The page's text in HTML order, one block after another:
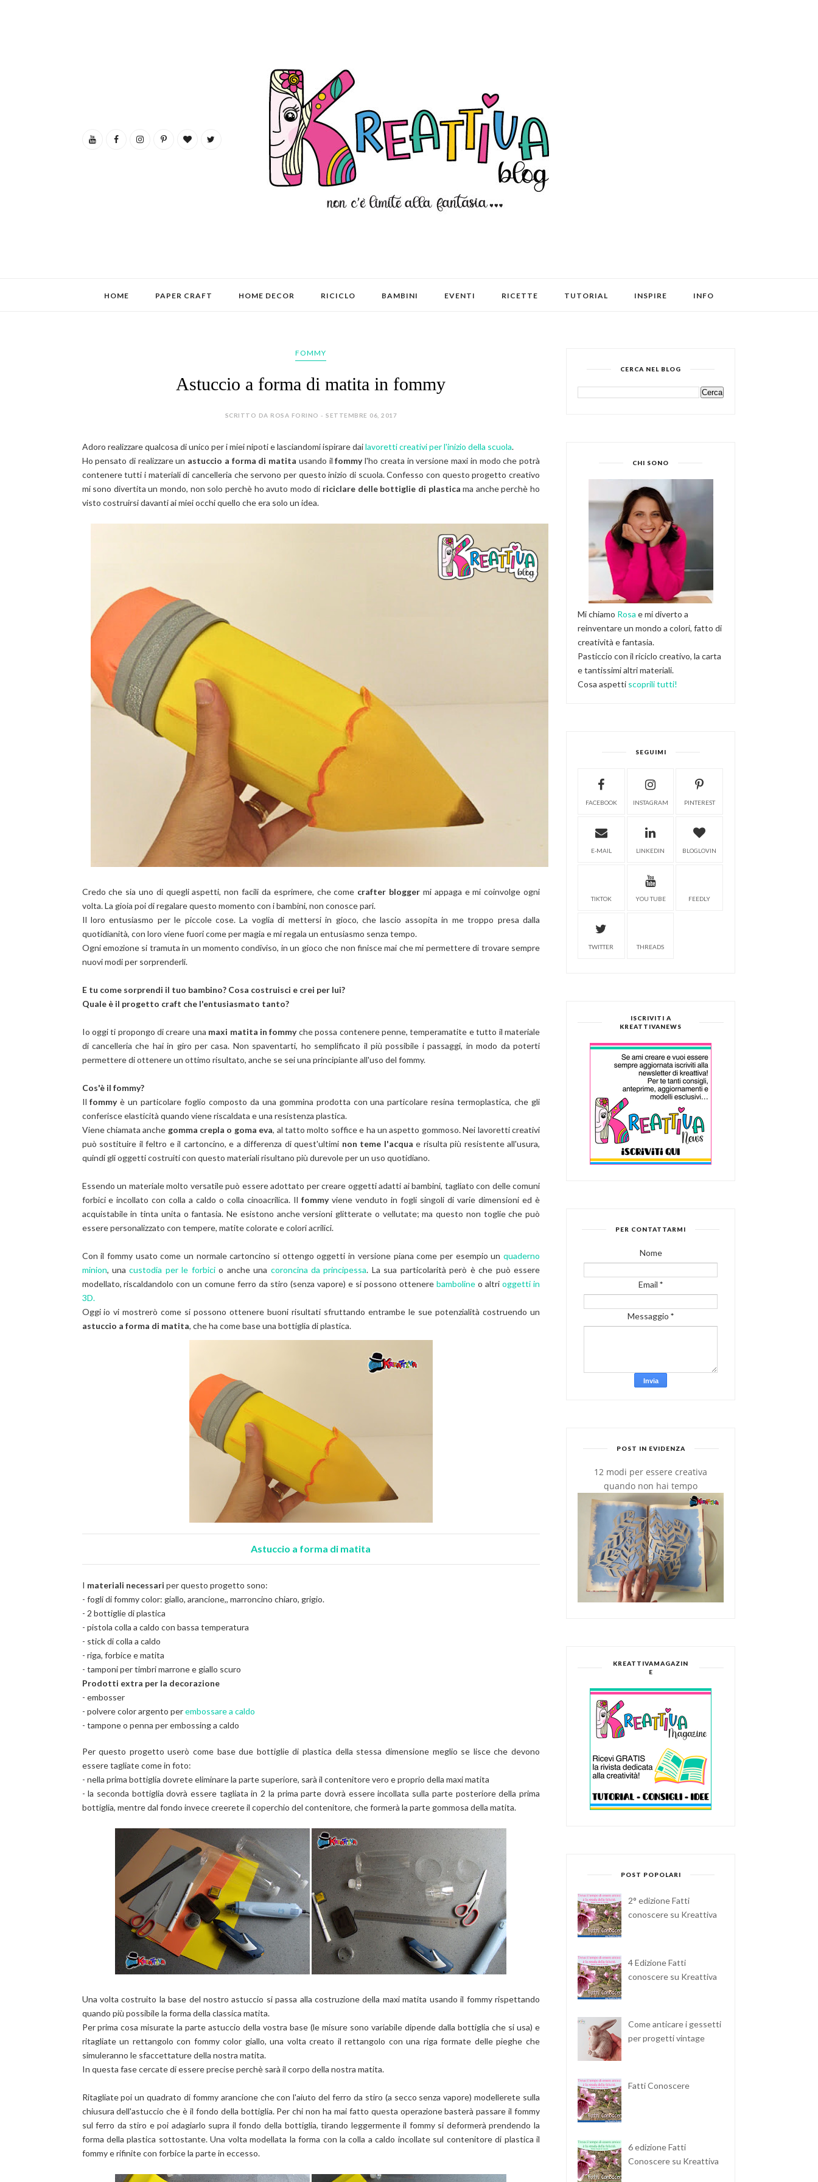
HOME PAPER CRAFT HOME DECOR RICICLO BAMBINI EVENTI RICETTE TUTORIAL INSPIRE INFO
FOMMY
Astuccio a forma di matita in fommy
SCRITTO DA ROSA FORINO - SETTEMBRE 06, 2017
Adoro realizzare qualcosa di unico per i miei nipoti e lasciandomi ispirare dailavoretti creativi per l'inizio della scuola.
Ho pensato di realizzare un astuccio a forma di matita usando ilfommyl'ho creata in versione maxi in modo che potrà
contenere tutti i materiali di cancelleria che servono per questo inizio di scuola. Confesso con questo progetto creativo
mi sono divertita un mondo, non solo perchè ho avuto modo di riciclare delle bottiglie di plastica ma anche perchè ho
visto costruirsi davanti ai miei occhi quello che era solo un idea.
Credo che sia uno di quegli aspetti, non facili da esprimere, che come crafter blogger mi appaga e mi coinvolge ogni
volta. La gioia poi di regalare questo momento con i bambini, non conosce pari.
Il loro entusiasmo per le piccole cose. La voglia di mettersi in gioco, che lascio assopita in me troppo presa dalla
quotidianità, con loro viene fuori come per magia e mi regala un entusiasmo senza tempo.
Ogni emozione si tramuta in un momento condiviso, in un gioco che non finisce mai che mi permettere di trovare sempre
nuovi modi per sorprenderli.
E tu come sorprendi il tuo bambino? Cosa costruisci e crei per lui?
Quale è il progetto craft che l'entusiasmato tanto?
Io oggi ti propongo di creare una maxi matita in fommyche possa contenere penne, temperamatite e tutto il materiale
di cancelleria che hai in giro per casa. Non spaventarti, ho semplificato il più possibile i passaggi, in modo da poterti
permettere di ottenere un ottimo risultato, anche se sei una principiante all'uso del fommy.
Cos'è il fommy?
Ilfommyè un particolare foglio composto da una gommina prodotta con una particolare resina termoplastica, che gli
conferisce elasticità quando viene riscaldata e una resistenza plastica.
Viene chiamata anche gomma crepla o goma eva, al tatto molto soffice e ha un aspetto gommoso. Nei lavoretti creativi
può sostituire il feltro e il cartoncino, e a differenza di quest'ultimi non teme l'acqua e risulta più resistente all'usura,
quindi gli oggetti costruiti con questo materiali risultano più durevole per un uso quotidiano.
Essendo un materiale molto versatile può essere adottato per creare oggetti adatti ai bambini, tagliato con delle comuni
forbici e incollato con colla a caldo o colla cinoacrilica. Ilfommyviene venduto in fogli singoli di varie dimensioni ed è
acquistabile in tinta unita o fantasia. Ne esistono anche versioni glitterate o vellutate; ma questo non toglie che può
essere personalizzato con tempere, matite colorate e colori acrilici.
Con il fommy usato come un normale cartoncino si ottengo oggetti in versione piana come per esempio un quaderno
minion, unacustodia per le forbicio anche una coroncina da principessa. La sua particolarità però è che può essere
modellato, riscaldandolo con un comune ferro da stiro (senza vapore) e si possono ottenerebamboline o altrioggetti in
3D.
Oggi io vi mostrerò come si possono ottenere buoni risultati sfruttando entrambe le sue potenzialità costruendo un
astuccio a forma di matita, che ha come base una bottiglia di plastica.
Astuccio a forma di matita
I materiali necessari per questo progetto sono:
- fogli di fommy color: giallo, arancione,, marroncino chiaro, grigio.
- 2 bottiglie di plastica
- pistola colla a caldo con bassa temperatura
- stick di colla a caldo
- riga, forbice e matita
- tamponi per timbri marrone e giallo scuro
Prodotti extra per la decorazione
- embosser
- polvere color argento perembossare a caldo
- tampone o penna per embossing a caldo
Per questo progetto userò come base due bottiglie di plastica della stessa dimensione meglio se lisce che devono
essere tagliate come in foto:
- nella prima bottiglia dovrete eliminare la parte superiore, sarà il contenitore vero e proprio della maxi matita
- la seconda bottiglia dovrà essere tagliata in 2 la prima parte dovrà essere incollata sulla parte posteriore della prima
bottiglia, mentre dal fondo invece creerete il coperchio del contenitore, che formerà la parte gommosa della matita.
Una volta costruito la base del nostro astuccio si passa alla costruzione della maxi matita usando il fommy rispettando
quando più possibile la forma della classica matita.
Per prima cosa misurate la parte astuccio della vostra base (le misure sono variabile dipende dalla bottiglia che si usa) e
ritagliate un rettangolo con fommy color giallo, una volta creato il rettangolo con una riga formate delle pieghe che
simuleranno le sfaccettature della nostra matita.
In questa fase cercate di essere precise perchè sarà il corpo della nostra matita.
Ritagliate poi un quadrato di fommy arancione che con l'aiuto del ferro da stiro (a secco senza vapore) modellerete sulla
chiusura dell'astuccio che è il fondo della bottiglia. Per chi non ha mai fatto questa operazione basterà passare il fommy
sul ferro da stiro e poi adagiarlo supra il fondo della bottiglia, tirando leggermente il fommy si deformerà prendendo la
forma della plastica sottostante. Una volta modellata la forma con la colla a caldo incollate sul contenitore di plastica il
fommy e rifinite con forbice la parte in eccesso.
CERCA NEL BLOG
CHI SONO
Mi chiamo Rosa e mi diverto a
reinventare un mondo a colori, fatto di
creatività e fantasia.
Pasticcio con il riciclo creativo, la carta
e tantissimi altri materiali.
Cosa aspetti scoprili tutti!
SEGUIMI
FACEBOOK INSTAGRAM PINTEREST
E-MAIL LINKEDIN BLOGLOVIN
TIKTOK YOU TUBE FEEDLY
TWITTER THREADS
ISCRIVITI A
KREATTIVANEWS
PER CONTATTARMI
Nome
Email*
Messaggio*
POST IN EVIDENZA
12 modi per essere creativa
quando non hai tempo
KREATTIVAMAGAZIN
E
POST POPOLARI
2° edizione Fatti
conoscere su Kreattiva
4 Edizione Fatti
conoscere su Kreattiva
Come anticare i gessetti
per progetti vintage
Fatti Conoscere
6 edizione Fatti
Conoscere su Kreattiva